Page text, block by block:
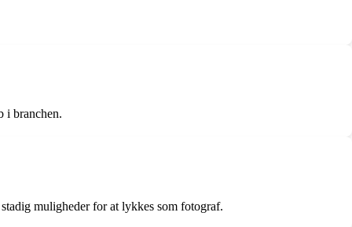
i branchen.
muligheder for at lykkes som fotograf.